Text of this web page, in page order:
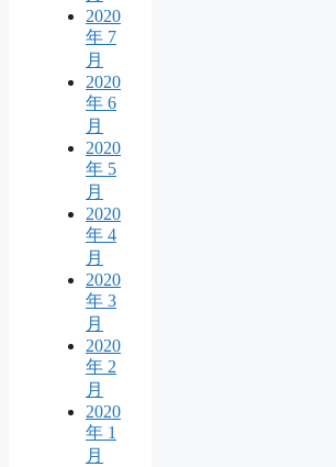
2020
年 7
月
2020
年 6
月
2020
年 5
月
2020
年 4
月
2020
年 3
月
2020
年 2
月
2020
年 1
月